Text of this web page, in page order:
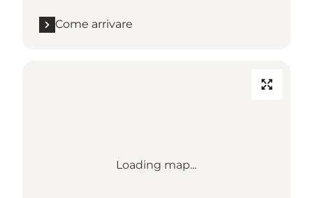
Come arrivare
Loading map...